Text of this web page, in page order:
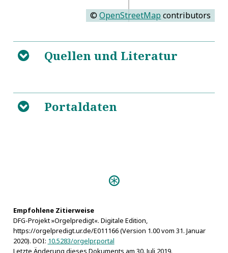
©OpenStreetMap contributors
B Quellen und Literatur
https://de.wikipedia.org/wiki/Alexander_(Polen)
B Portaldaten
1680)
Empfohlene Zitierweise
DFG-Projekt »Orgelpredigt«. Digitale Edition,
https://orgelpredigt.ur.de/E011166 (Version 1.00 vom 31. Januar
2020). DOI: 10.5283/orgelpr.portal
Letzte Änderung dieses Dokuments am 30. Juli 2019.